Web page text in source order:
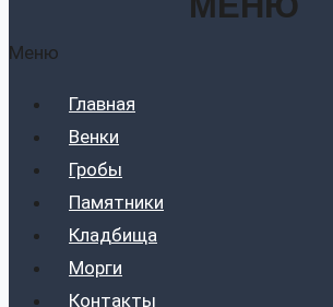
Меню
Главная
Венки
Гробы
Памятники
Кладбища
Морги
Контакты